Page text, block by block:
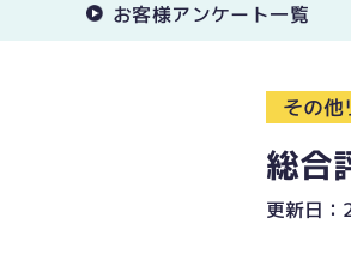
お客様アンケート一覧
その他
総合
更新日